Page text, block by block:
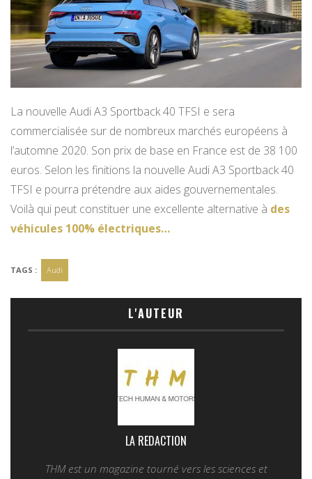
La nouvelle Audi A3 Sportback 40 TFSI e sera
commercialisée sur de nombreux marchés européens à
l’automne 2020. Son prix de base en France est de 38 100
euros. Selon les finitions la nouvelle Audi A3 Sportback 40
TFSI e pourra prétendre aux aides gouvernementales.
Voilà qui peut constituer une excellente alternative à des
véhicules 100% électriques…
TAGS : Audi
L'AUTEUR
LA REDACTION
THM est un magazine tourné vers les sciences et